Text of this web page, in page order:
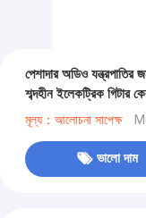
পেশাদার অডিও যন্ত্রপাতির
শব্দহীন ইলেকট্রিক গিটার
মূল্য：আলোচনা সাপেক্ষ
ভালো দাম